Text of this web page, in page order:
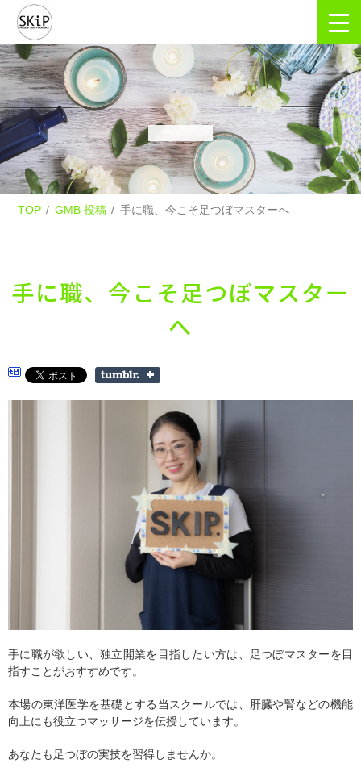
TOP GMB 投稿 手に職、今こそ足つぼマスターへ
手に職、今こそ足つぼマスター
へ
手に職が欲しい、独立開業を目指したい方は、足つぼマスターを目
指すことがおすすめです。
本場の東洋医学を基礎とする当スクールでは、肝臓や腎などの機能
向上にも役立つマッサージを伝授しています。
あなたも足つぼの実技を習得しませんか。